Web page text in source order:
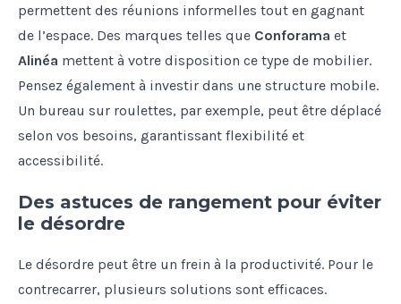
permettent des réunions informelles tout en gagnant
de l’espace. Des marques telles que Conforama et
Alinéa mettent à votre disposition ce type de mobilier.
Pensez également à investir dans une structure mobile.
Un bureau sur roulettes, par exemple, peut être déplacé
selon vos besoins, garantissant flexibilité et
accessibilité.
Des astuces de rangement pour éviter
le désordre
Le désordre peut être un frein à la productivité. Pour le
contrecarrer, plusieurs solutions sont efficaces.